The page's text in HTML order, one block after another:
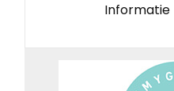
Informatie